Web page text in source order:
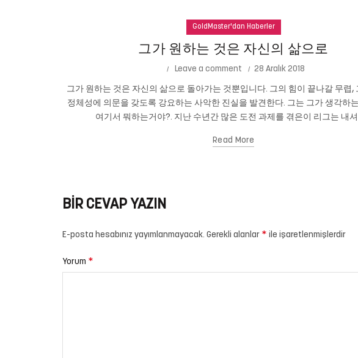
GoldMaster'dan Haberler
그가 원하는 것은 자신의 삶으로
Leave a comment 28 Aralık 2018
그가 원하는 것은 자신의 삶으로 돌아가는 것뿐입니다. 그의 힘이 끝나갈 무렵,
정체성에 의문을 갖도록 강요하는 사악한 진실을 발견한다. 그는 그가 생각하
여기서 뭐하는거야?. 지난 수년간 많은 도전 과제를 겪은이 리그는 내셔
Read More
BIR CEVAP YAZIN
E-posta hesabınız yayımlanmayacak. Gerekli alanlar * ile işaretlenmişlerdir
Yorum *